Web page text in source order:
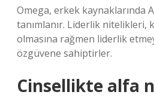
Omega, erkek kaynaklarında
tanımlanır. Liderlik nitelikleri,
olmasına rağmen liderlik
özgüvene sahiptirler.
Cinsellikte alfa